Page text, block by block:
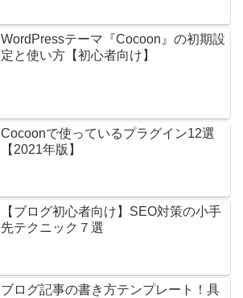
WordPressテーマ『Cocoon』の初期設
定と使い方【初心者向け】
Cocoonで使っているプラグイン12選
【2021年版】
【ブログ初心者向け】SEO対策の小手
先テクニック７選
ブログ記事の書き方テンプレート！具